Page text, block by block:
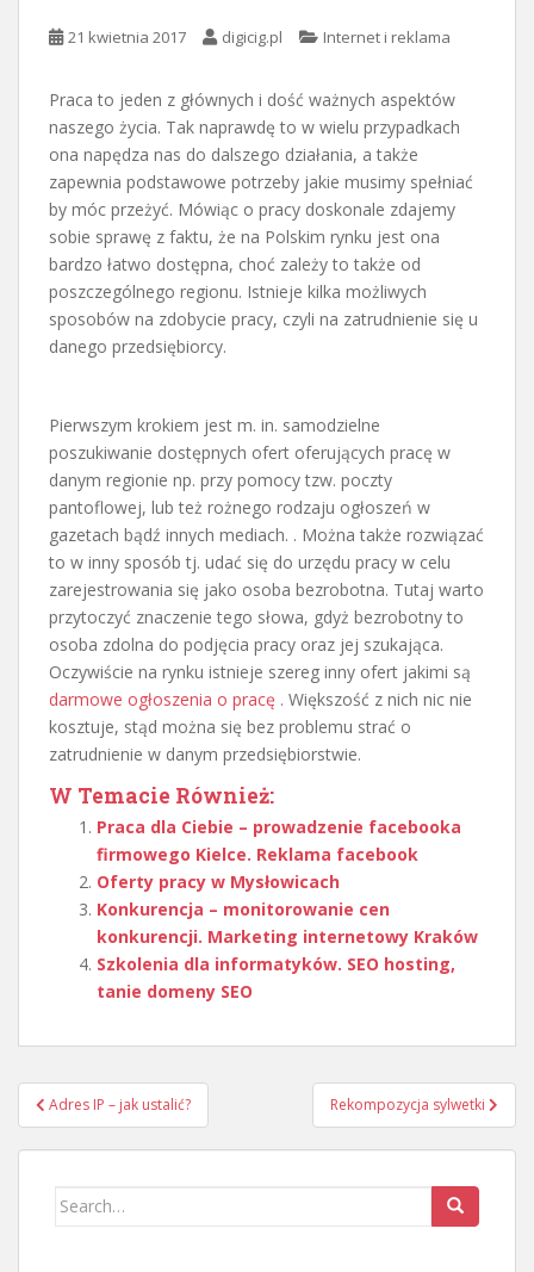
21 kwietnia 2017 digicig.pl Internet i reklama
Praca to jeden z głównych i dość ważnych aspektów
naszego życia. Tak naprawdę to w wielu przypadkach
ona napędza nas do dalszego działania, a także
zapewnia podstawowe potrzeby jakie musimy spełniać
by móc przeżyć. Mówiąc o pracy doskonale zdajemy
sobie sprawę z faktu, że na Polskim rynku jest ona
bardzo łatwo dostępna, choć zależy to także od
poszczególnego regionu. Istnieje kilka możliwych
sposobów na zdobycie pracy, czyli na zatrudnienie się u
danego przedsiębiorcy.
Pierwszym krokiem jest m. in. samodzielne
poszukiwanie dostępnych ofert oferujących pracę w
danym regionie np. przy pomocy tzw. poczty
pantoflowej, lub też rożnego rodzaju ogłoszeń w
gazetach bądź innych mediach. . Można także rozwiązać
to w inny sposób tj. udać się do urzędu pracy w celu
zarejestrowania się jako osoba bezrobotna. Tutaj warto
przytoczyć znaczenie tego słowa, gdyż bezrobotny to
osoba zdolna do podjęcia pracy oraz jej szukająca.
Oczywiście na rynku istnieje szereg inny ofert jakimi są
darmowe ogłoszenia o pracę . Większość z nich nic nie
kosztuje, stąd można się bez problemu strać o
zatrudnienie w danym przedsiębiorstwie.
W Temacie Również:
Praca dla Ciebie – prowadzenie facebooka
firmowego Kielce. Reklama facebook
Oferty pracy w Mysłowicach
Konkurencja – monitorowanie cen
konkurencji. Marketing internetowy Kraków
Szkolenia dla informatyków. SEO hosting,
tanie domeny SEO
Nawigacja
wpisu
Adres IP – jak ustalić? Rekompozycja sylwetki
Search